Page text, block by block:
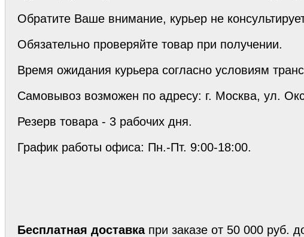
Обратите Ваше внимание, курьер не
Обязательно проверяйте товар при получении.
Время ожидания курьера согласно условиям
Самовывоз возможен по адресу: г. Москва, ул.
Резерв товара - 3 рабочих дня.
График работы офиса: Пн.-Пт. 9:00-18:00.
Бесплатная доставкапри заказе от 50 000 руб.